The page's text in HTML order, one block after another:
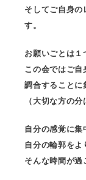
そしてご自身の
す。
お願いごとは１
この会ではご自
調合することに
（大切な方の
自分の感覚に集
自分の輪郭をよ
そんな時間が過